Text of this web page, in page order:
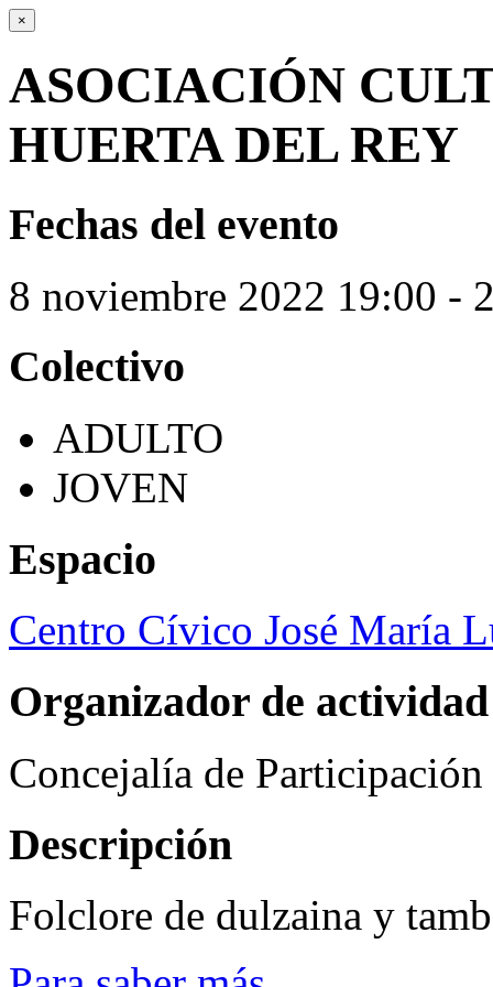
×
ASOCIACIÓN
HUERTA DEL REY
Fechas del evento
8 noviembre 2022 19:00 -
Colectivo
ADULTO
JOVEN
Espacio
Centro Cívico José María
Organizador de actividad
Concejalía de
Descripción
Folclore de dulzaina y